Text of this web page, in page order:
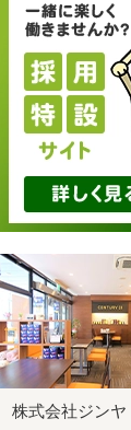
株式会社ジンヤ